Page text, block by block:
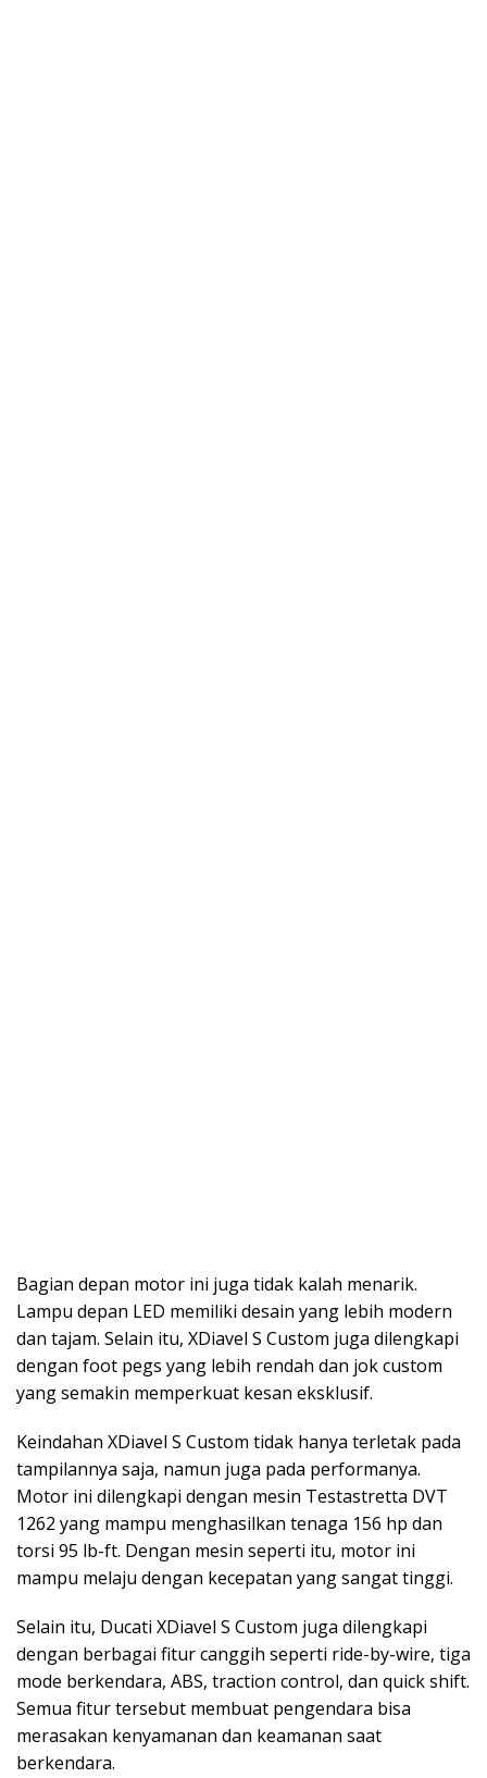
Bagian depan motor ini juga tidak kalah menarik.
Lampu depan LED memiliki desain yang lebih modern
dan tajam. Selain itu, XDiavel S Custom juga dilengkapi
dengan foot pegs yang lebih rendah dan jok custom
yang semakin memperkuat kesan eksklusif.
Keindahan XDiavel S Custom tidak hanya terletak pada
tampilannya saja, namun juga pada performanya.
Motor ini dilengkapi dengan mesin Testastretta DVT
1262 yang mampu menghasilkan tenaga 156 hp dan
torsi 95 lb-ft. Dengan mesin seperti itu, motor ini
mampu melaju dengan kecepatan yang sangat tinggi.
Selain itu, Ducati XDiavel S Custom juga dilengkapi
dengan berbagai fitur canggih seperti ride-by-wire, tiga
mode berkendara, ABS, traction control, dan quick shift.
Semua fitur tersebut membuat pengendara bisa
merasakan kenyamanan dan keamanan saat
berkendara.